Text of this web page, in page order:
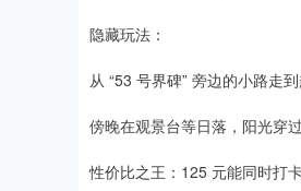
隐藏玩法：​
从 “53 号界碑” 旁边的小路走
傍晚在观景台等日落，阳光穿
性价比之王：125 元能同时打